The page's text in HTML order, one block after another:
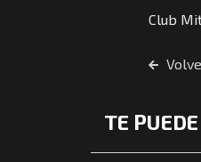
Club
TE